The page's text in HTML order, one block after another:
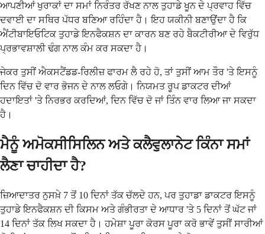
ਆਪਣੀਆਂ ਖੁਰਾਕਾਂ ਦਾ ਸਮਾਂ ਨਿਰੰਤਰ ਰੱਖਣ ਨਾਲ ਤੁਹਾਡੇ ਖੂਨ ਦੇ ਪ੍ਰਵਾਹ ਵਿੱਚ
ਦਵਾਈ ਦਾ ਸਥਿਰ ਪੱਧਰ ਬਣਿਆ ਰਹਿੰਦਾ ਹੈ। ਇਹ ਯਕੀਨੀ ਬਣਾਉਂਦਾ ਹੈ ਕਿ
ਐਂਟੀਬਾਇਓਟਿਕ ਤੁਹਾਡੇ ਇਨਫੈਕਸ਼ਨ ਦਾ ਕਾਰਨ ਬਣ ਰਹੇ ਬੈਕਟੀਰੀਆ ਦੇ ਵਿਰੁੱਧ
ਪ੍ਰਭਾਵਸ਼ਾਲੀ ਢੰਗ ਨਾਲ ਕੰਮ ਕਰ ਸਕਦਾ ਹੈ।
ਜੇਕਰ ਤੁਸੀਂ ਐਕਸਟੈਂਡਡ-ਰਿਲੀਜ਼ ਫਾਰਮ ਲੈ ਰਹੇ ਹੋ, ਤਾਂ ਤੁਸੀਂ ਆਮ ਤੌਰ 'ਤੇ ਇਸਨੂੰ
ਦਿਨ ਵਿੱਚ ਦੋ ਵਾਰ ਭੋਜਨ ਦੇ ਨਾਲ ਲਓਗੇ। ਨਿਯਮਤ ਰੂਪ ਡਾਕਟਰ ਦੀਆਂ
ਹਦਾਇਤਾਂ 'ਤੇ ਨਿਰਭਰ ਕਰਦਿਆਂ, ਦਿਨ ਵਿੱਚ ਦੋ ਜਾਂ ਤਿੰਨ ਵਾਰ ਲਿਆ ਜਾ ਸਕਦਾ
ਹੈ।
ਮੈਨੂੰ ਅਮੋਕਸੀਸਿਲਿਨ ਅਤੇ ਕਲੈਵੁਲਾਨੇਟ ਕਿੰਨਾ ਸਮਾਂ
ਲੈਣਾ ਚਾਹੀਦਾ ਹੈ?
ਜ਼ਿਆਦਾਤਰ ਨੁਸਖ਼ੇ 7 ਤੋਂ 10 ਦਿਨਾਂ ਤੱਕ ਚੱਲਦੇ ਹਨ, ਪਰ ਤੁਹਾਡਾ ਡਾਕਟਰ ਇਸਨੂੰ
ਤੁਹਾਡੇ ਇਨਫੈਕਸ਼ਨ ਦੀ ਕਿਸਮ ਅਤੇ ਗੰਭੀਰਤਾ ਦੇ ਆਧਾਰ 'ਤੇ 5 ਦਿਨਾਂ ਤੋਂ ਘੱਟ ਜਾਂ
14 ਦਿਨਾਂ ਤੱਕ ਲਿਖ ਸਕਦਾ ਹੈ। ਹਮੇਸ਼ਾ ਪੂਰਾ ਕੋਰਸ ਪੂਰਾ ਕਰੋ ਭਾਵੇਂ ਤੁਸੀਂ ਸਾਰੀਆਂ